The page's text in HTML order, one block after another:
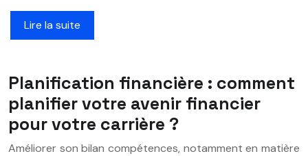
Lire la suite
Planification financière : comment
planifier votre avenir financier
pour votre carrière ?
Améliorer son bilan compétences, notamment en matière